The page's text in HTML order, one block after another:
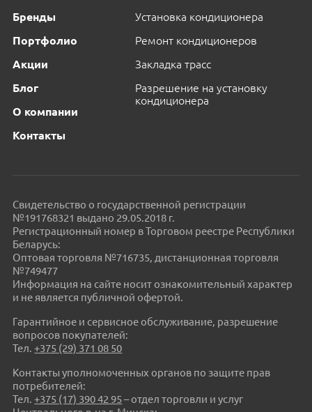
Бренды
Портфолио
Акции
Блог
О компании
Контакты
Установка кондиционера
Ремонт кондиционеров
Закладка трасс
Разрешение на установку
кондиционера
Свидетельство о государственной регистрации
№191768321 выдано 29.05.2018 г.
Регистрационный номер в Торговом реестре Республики
Беларусь:
Оптовая торговля №716735, дистанционная торговля
№749477
Информация на сайте носит ознакомительный характер
и не является публичной офертой.
Гарантийное и сервисное обслуживание, разрешение
вопросов покупателей:
Тел.+375 (29) 371 08 50
Контакты уполномоченных органов по защите прав
потребителей:
Тел.+375 (17) 390 42 95– отдел торговли и услуг